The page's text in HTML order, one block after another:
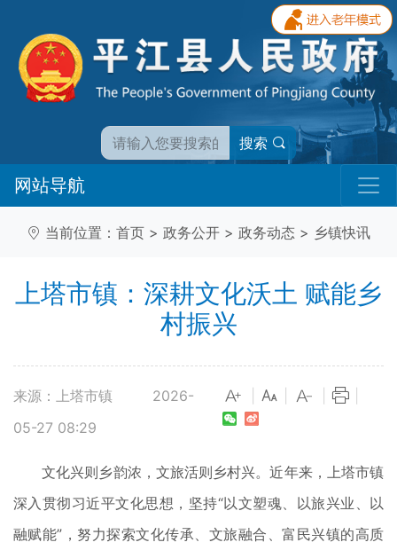
搜索
网站导航
当前位置： 首页 > 政务公开 > 政务动态 > 乡镇快讯
上塔市镇：深耕文化沃土 赋能乡
村振兴
来源：上塔市镇
2026-
05-27 08:29
文化兴则乡韵浓，文旅活则乡村兴。近年来，上塔市镇
深入贯彻习近平文化思想，坚持“以文塑魂、以旅兴业、以
融赋能”，努力探索文化传承、文旅融合、富民兴镇的高质